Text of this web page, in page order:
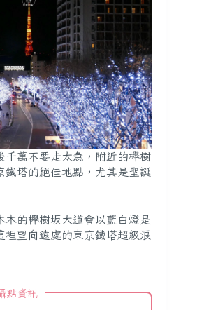
千萬不要走太急，附近的櫸樹
鐵塔的絕佳地點，尤其是聖誕
木的櫸樹坂大道會以藍白燈是
裡望向遠處的東京鐵塔超級浪
點資訊